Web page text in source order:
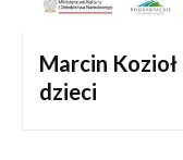
Marcin
dzieci